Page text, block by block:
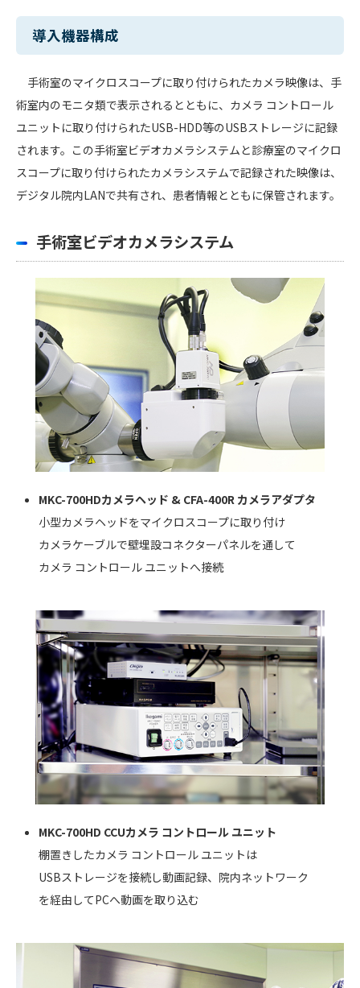
導入機器構成
手術室のマイクロスコープに取り付けられたカメラ映像は、手
術室内のモニタ類で表示されるとともに、カメラ コントロール
ユニットに取り付けられたUSB-HDD等のUSBストレージに記録
されます。この手術室ビデオカメラシステムと診療室のマイクロ
スコープに取り付けられたカメラシステムで記録された映像は、
デジタル院内LANで共有され、患者情報とともに保管されます。
手術室ビデオカメラシステム
MKC-700HDカメラヘッド & CFA-400R カメラアダプタ
小型カメラヘッドをマイクロスコープに取り付け
カメラケーブルで壁埋設コネクターパネルを通して
カメラ コントロール ユニットへ接続
MKC-700HD CCUカメラ コントロール ユニット
棚置きしたカメラ コントロール ユニットは
USBストレージを接続し動画記録、院内ネットワーク
を経由してPCへ動画を取り込む